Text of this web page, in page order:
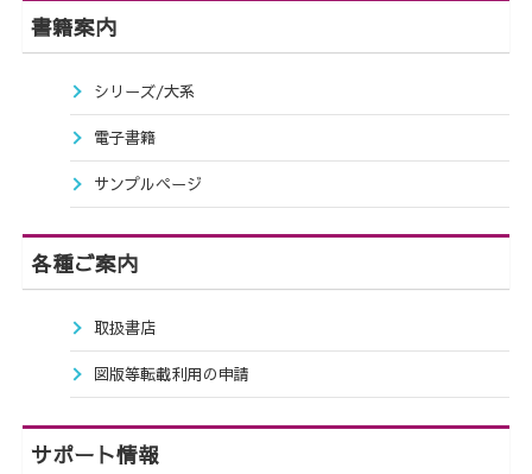
書籍案内
シリーズ/大系
電子書籍
サンプルページ
各種ご案内
取扱書店
図版等転載利用の申請
サポート情報